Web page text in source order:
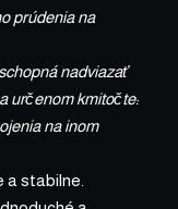
prúdenia na
nadviazať
určenom kmitočte:
na inom
a stabilne.